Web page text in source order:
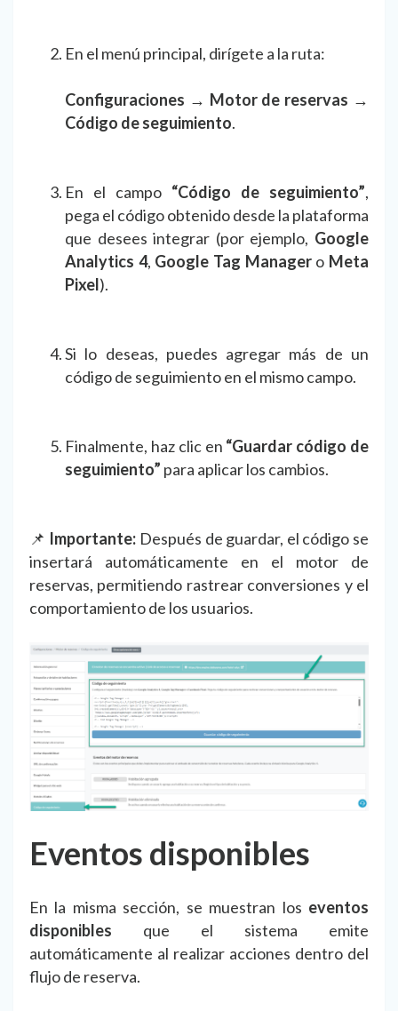
En el menú principal, dirígete a la ruta:
Configuraciones → Motor de reservas →
Código de seguimiento.
En el campo “Código de seguimiento”,
pega el código obtenido desde la plataforma
que desees integrar (por ejemplo, Google
Analytics 4, Google Tag Managero Meta
Pixel).
Si lo deseas, puedes agregar más de un
código de seguimiento en el mismo campo.
Finalmente, haz clic en “Guardar código de
seguimiento” para aplicar los cambios.
📌 Importante: Después de guardar, el código se
insertará automáticamente en el motor de
reservas, permitiendo rastrear conversiones y el
comportamiento de los usuarios.
Eventos disponibles
En la misma sección, se muestran los eventos
disponibles que el sistema emite
automáticamente al realizar acciones dentro del
flujo de reserva.